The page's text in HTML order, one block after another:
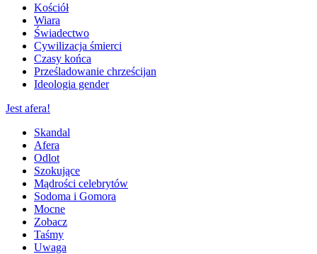
Kościół
Wiara
Świadectwo
Cywilizacja śmierci
Czasy końca
Prześladowanie chrześcijan
Ideologia gender
Jest afera!
Skandal
Afera
Odlot
Szokujące
Mądrości celebrytów
Sodoma i Gomora
Mocne
Zobacz
Taśmy
Uwaga